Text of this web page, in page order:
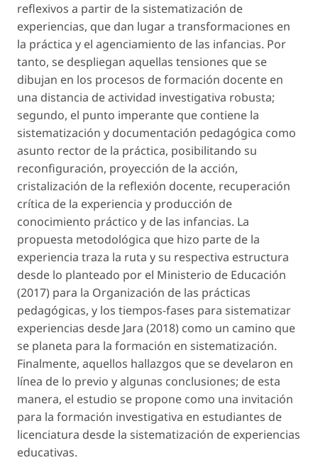
reflexivos a partir de la sistematización de
experiencias, que dan lugar a transformaciones en
la práctica y el agenciamiento de las infancias. Por
tanto, se despliegan aquellas tensiones que se
dibujan en los procesos de formación docente en
una distancia de actividad investigativa robusta;
segundo, el punto imperante que contiene la
sistematización y documentación pedagógica como
asunto rector de la práctica, posibilitando su
reconfiguración, proyección de la acción,
cristalización de la reflexión docente, recuperación
crítica de la experiencia y producción de
conocimiento práctico y de las infancias. La
propuesta metodológica que hizo parte de la
experiencia traza la ruta y su respectiva estructura
desde lo planteado por el Ministerio de Educación
(2017) para la Organización de las prácticas
pedagógicas, y los tiempos-fases para sistematizar
experiencias desde Jara (2018) como un camino que
se planeta para la formación en sistematización.
Finalmente, aquellos hallazgos que se develaron en
línea de lo previo y algunas conclusiones; de esta
manera, el estudio se propone como una invitación
para la formación investigativa en estudiantes de
licenciatura desde la sistematización de experiencias
educativas.